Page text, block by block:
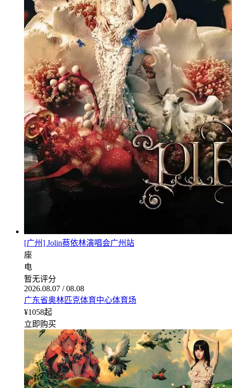
[广州] Jolin蔡依林演唱会广州站
座
电
暂无评分
2026.08.07 / 08.08
广东省奥林匹克体育中心体育场
¥1058起
立即购买